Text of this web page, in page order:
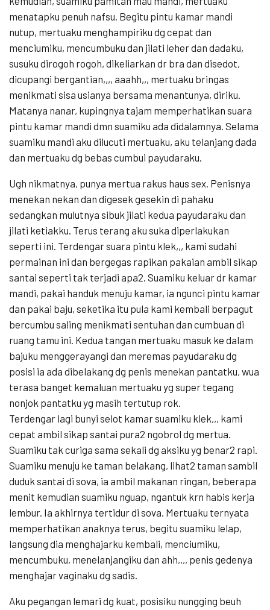
menatapku penuh nafsu. Begitu pintu kamar mandi
nutup, mertuaku menghampiriku dg cepat dan
menciumiku, mencumbuku dan jilati leher dan dadaku,
susuku dirogoh rogoh, dikeliarkan dr bra dan disedot,
dicupangi bergantian,,,, aaahh,,, mertuaku bringas
menikmati sisa usianya bersama menantunya, diriku.
Matanya nanar, kupingnya tajam memperhatikan suara
pintu kamar mandi dmn suamiku ada didalamnya. Selama
suamiku mandi aku dilucuti mertuaku, aku telanjang dada
dan mertuaku dg bebas cumbui payudaraku.
Ugh nikmatnya, punya mertua rakus haus sex. Penisnya
menekan nekan dan digesek gesekin di pahaku
sedangkan mulutnya sibuk jilati kedua payudaraku dan
jilati ketiakku. Terus terang aku suka diperlakukan
seperti ini. Terdengar suara pintu klek,,, kami sudahi
permainan ini dan bergegas rapikan pakaian ambil sikap
santai seperti tak terjadi apa2. Suamiku keluar dr kamar
mandi, pakai handuk menuju kamar, ia ngunci pintu kamar
dan pakai baju, seketika itu pula kami kembali berpagut
bercumbu saling menikmati sentuhan dan cumbuan di
ruang tamu ini. Kedua tangan mertuaku masuk ke dalam
bajuku menggerayangi dan meremas payudaraku dg
posisi ia ada dibelakang dg penis menekan pantatku, wua
terasa banget kemaluan mertuaku yg super tegang
nonjok pantatku yg masih tertutup rok.
Terdengar lagi bunyi selot kamar suamiku klek,,, kami
cepat ambil sikap santai pura2 ngobrol dg mertua.
Suamiku tak curiga sama sekali dg aksiku yg benar2 rapi.
Suamiku menuju ke taman belakang, lihat2 taman sambil
duduk santai di sova, ia ambil makanan ringan, beberapa
menit kemudian suamiku nguap, ngantuk krn habis kerja
lembur. Ia akhirnya tertidur di sova. Mertuaku ternyata
memperhatikan anaknya terus, begitu suamiku lelap,
langsung dia menghajarku kembali, menciumiku,
mencumbuku, menelanjangiku dan ahh,,,, penis gedenya
menghajar vaginaku dg sadis.
Aku pegangan lemari dg kuat, posisiku nungging beuh